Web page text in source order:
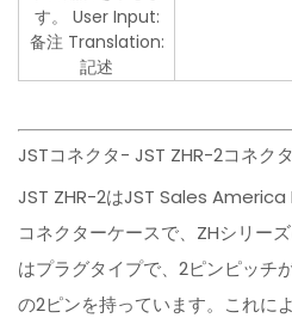
す。 User Input:
备注 Translation:
記述
JSTコネクタ- JST ZHR-2コネク
JST ZHR-2はJST Sales America
コネクターケースで、ZHシリー
はプラグタイプで、2ピンピッチ
の2ピンを持っています。これに